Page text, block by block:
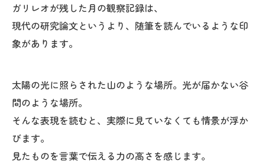
ガリレオが残した月の観察記録は、
現代の研究論文というより、随筆を読んでいるような印
象があります。
太陽の光に照らされた山のような場所。光が届かない谷
間のような場所。
そんな表現を読むと、実際に見ていなくても情景が浮か
びます。
見たものを言葉で伝える力の高さを感じます。